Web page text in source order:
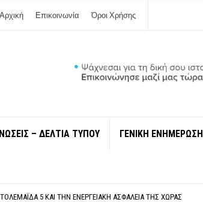
Αρχική Επικοινωνία Όροι Χρήσης
– ΔΕΛΤΙΑ ΤΥΠΟΥ ΓΕΝΙΚΗ ΕΝΗΜΕΡΩΣΗ
5 ΚΑΙ ΤΗΝ ΕΝΕΡΓΕΙΑΚΉ ΑΣΦΆΛΕΙΑ ΤΗΣ ΧΏΡΑΣ